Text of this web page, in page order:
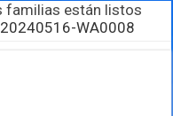
familias están listos
WA0008